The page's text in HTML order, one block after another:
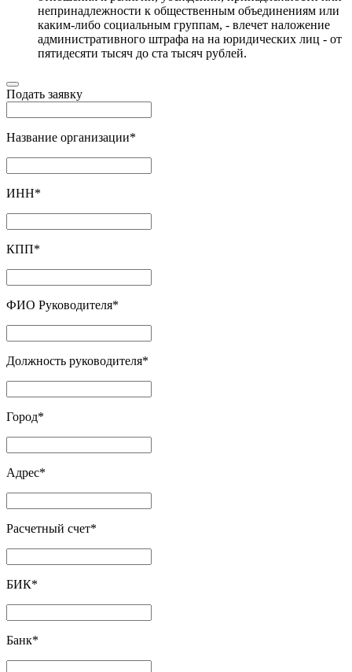
непринадлежности к общественным объединениям или
каким-либо социальным группам, - влечет наложение
административного штрафа на на юридических лиц - от
пятидесяти тысяч до ста тысяч рублей.
Подать заявку
Название организации*
ИНН*
КПП*
ФИО Руководителя*
Должность руководителя*
Город*
Адрес*
Расчетный счет*
БИК*
Банк*